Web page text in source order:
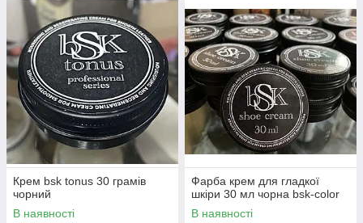
Крем bsk tonus 30 грамів
чорний
В наявності
Фарба крем для гладкої
шкіри 30 мл чорна bsk-color
В наявності